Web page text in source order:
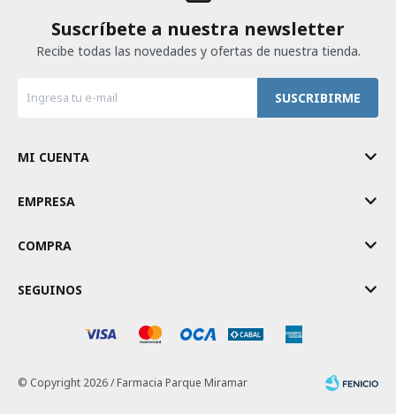
Suscríbete a nuestra newsletter
Recibe todas las novedades y ofertas de nuestra tienda.
SUSCRIBIRME
MI CUENTA
EMPRESA
COMPRA
SEGUINOS
© Copyright 2026 / Farmacia Parque Miramar